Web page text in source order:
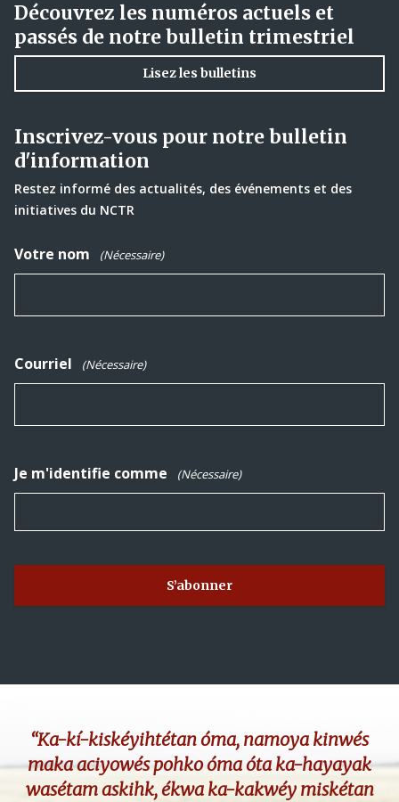
Découvrez les numéros actuels et
passés de notre bulletin trimestriel
Lisez les bulletins
Inscrivez-vous pour notre bulletin
d'information
Restez informé des actualités, des événements et des
initiatives du NCTR
Votre nom (Nécessaire)
Courriel (Nécessaire)
Je m'identifie comme (Nécessaire)
“Ka-kí-kiskéyihtétan óma, namoya kinwés
maka aciyowés pohko óma óta ka-hayayak
wasétam askihk, ékwa ka-kakwéy miskétan